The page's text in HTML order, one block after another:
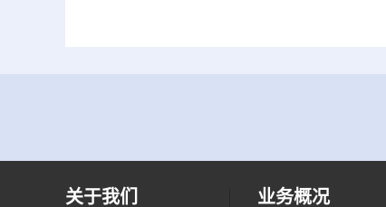
关于我们 业务概况